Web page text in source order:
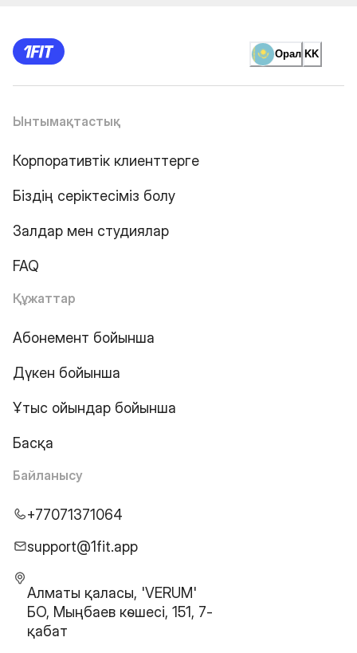
Орал KK
Ынтымақтастық
Корпоративтік клиенттерге
Біздің серіктесіміз болу
Залдар мен студиялар
FAQ
Құжаттар
Абонемент бойынша
Дүкен бойынша
Ұтыс ойындар бойынша
Басқа
Байланысу
+77071371064
support@1fit.app
Алматы қаласы, 'VERUM'
БО, Мыңбаев көшесі, 151, 7-
қабат